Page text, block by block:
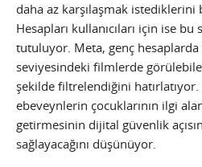
daha az karşılaşmak
Hesapları kullanıcıları için ise bu
tutuluyor. Meta, genç
seviyesindeki filmlerde
şekilde filtrelendiğini
ebeveynlerin çocuklarının ilgi
getirmesinin dijital güvenlik
sağlayacağını düşünüyor.